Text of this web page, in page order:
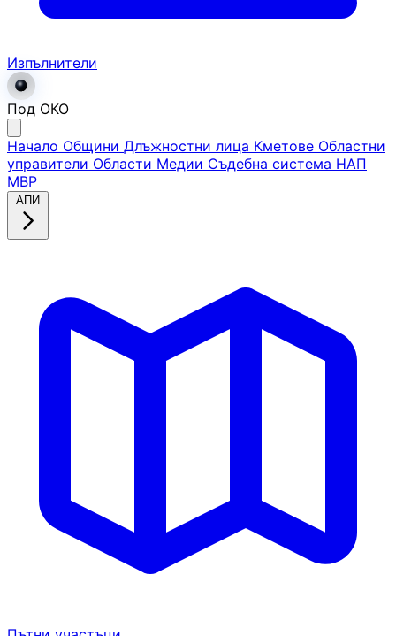
Изпълнители
Под ОКО
Начало Общини Длъжностни лица Кметове Областни
управители Области Медии Съдебна система НАП
МВР
АПИ